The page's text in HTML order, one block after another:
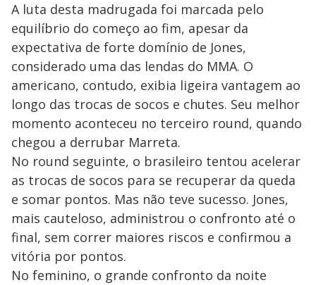
A luta desta madrugada foi marcada pelo
equilíbrio do começo ao fim, apesar da
expectativa de forte domínio de Jones,
considerado uma das lendas do MMA. O
americano, contudo, exibia ligeira vantagem ao
longo das trocas de socos e chutes. Seu melhor
momento aconteceu no terceiro round, quando
chegou a derrubar Marreta.
No round seguinte, o brasileiro tentou acelerar
as trocas de socos para se recuperar da queda
e somar pontos. Mas não teve sucesso. Jones,
mais cauteloso, administrou o confronto até o
final, sem correr maiores riscos e confirmou a
vitória por pontos.
No feminino, o grande confronto da noite